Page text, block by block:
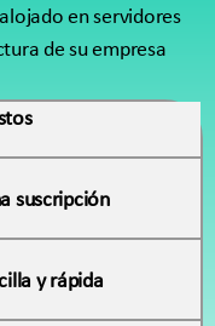
en servidores
de su empresa
suscripción
y rápida